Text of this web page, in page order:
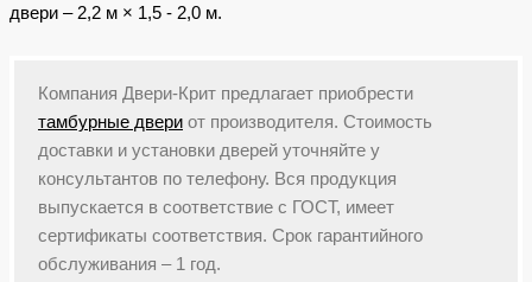
двери – 2,2 м × 1,5 - 2,0 м.
Компания Двери-Крит предлагает приобрести
тамбурные двери от производителя. Стоимость
доставки и установки дверей уточняйте у
консультантов по телефону. Вся продукция
выпускается в соответствие с ГОСТ, имеет
сертификаты соответствия. Срок гарантийного
обслуживания – 1 год.